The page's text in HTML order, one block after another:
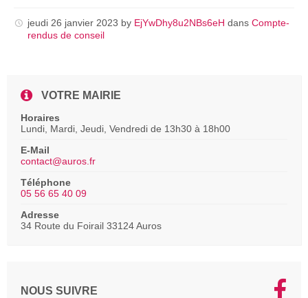
jeudi 26 janvier 2023 by EjYwDhy8u2NBs6eH dans Compte-
rendus de conseil
VOTRE MAIRIE
Horaires
Lundi, Mardi, Jeudi, Vendredi de 13h30 à 18h00
E-Mail
contact@auros.fr
Téléphone
05 56 65 40 09
Adresse
34 Route du Foirail 33124 Auros
NOUS SUIVRE